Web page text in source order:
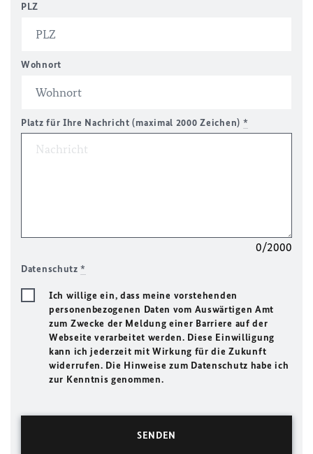
PLZ
Wohnort
Platz für Ihre Nachricht (maximal 2000 Zeichen) *
0/2000
Datenschutz*
Ich willige ein, dass meine vorstehenden
personenbezogenen Daten vom Auswärtigen Amt
zum Zwecke der Meldung einer Barriere auf der
Webseite verarbeitet werden. Diese Einwilligung
kann ich jederzeit mit Wirkung für die Zukunft
widerrufen. Die Hinweise zum Datenschutz habe ich
zur Kenntnis genommen.